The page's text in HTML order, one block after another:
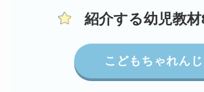
紹介する幼児教
こどもちゃれんじ